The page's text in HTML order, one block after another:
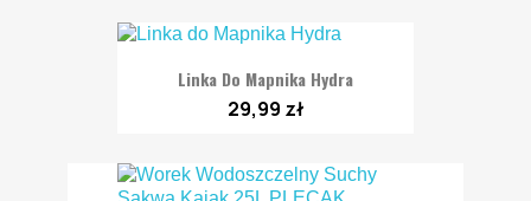
Linka Do Mapnika Hydra
29,99 zł